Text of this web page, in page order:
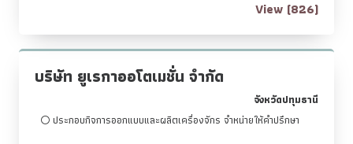
View (826)
บริษัท ยูเรกาออโตเมชั่น จำกัด
จังหวัดปทุมธานี
ประกอบกิจการออกแบบและผลิตเครื่องจักร จำหน่ายให้คำปรึกษา